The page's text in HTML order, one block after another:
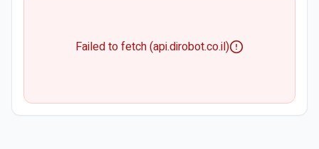
Failed to fetch (api.dirobot.co.il)